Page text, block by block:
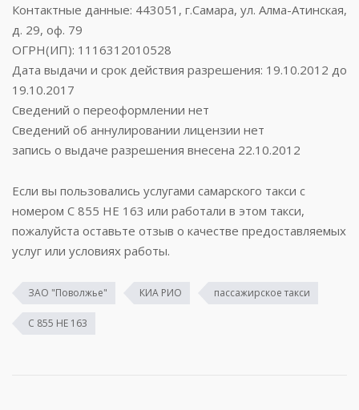
Контактные данные: 443051, г.Самара, ул. Алма-Атинская,
д. 29, оф. 79
ОГРН(ИП): 1116312010528
Дата выдачи и срок действия разрешения: 19.10.2012 до
19.10.2017
Сведений о переоформлении нет
Сведений об аннулировании лицензии нет
запись о выдаче разрешения внесена 22.10.2012
Если вы пользовались услугами самарского такси с
номером С 855 НЕ 163 или работали в этом такси,
пожалуйста оставьте отзыв о качестве предоставляемых
услуг или условиях работы.
ЗАО "Поволжье" КИА РИО пассажирское такси
С 855 НЕ 163